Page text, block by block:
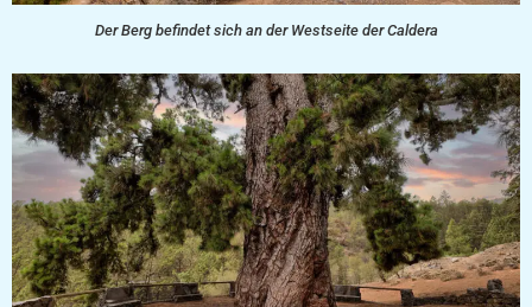
Der Berg befindet sich an der Westseite der Caldera